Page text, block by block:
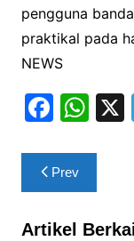
pengguna
praktikal pada
NEWS
F
c
e
b
W
at
s
A
Post
navigation
Prev
Artikel